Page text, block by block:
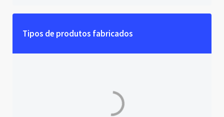
Tipos de produtos fabricados